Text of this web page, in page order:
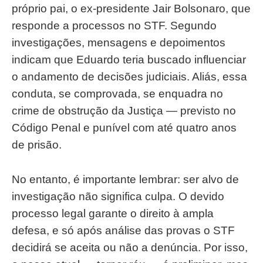
próprio pai, o ex-presidente Jair Bolsonaro, que
responde a processos no STF. Segundo
investigações, mensagens e depoimentos
indicam que Eduardo teria buscado influenciar
o andamento de decisões judiciais. Aliás, essa
conduta, se comprovada, se enquadra no
crime de obstrução da Justiça — previsto no
Código Penal e punível com até quatro anos
de prisão.
No entanto, é importante lembrar: ser alvo de
investigação não significa culpa. O devido
processo legal garante o direito à ampla
defesa, e só após análise das provas o STF
decidirá se aceita ou não a denúncia. Por isso,